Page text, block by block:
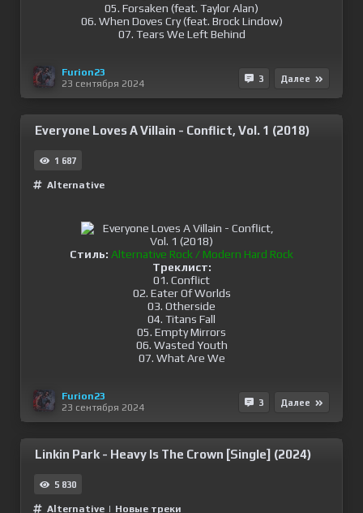
05. Forsaken (feat. Taylor Alan)
06. When Doves Cry (feat. Brock Lindow)
07. Tears We Left Behind
Furion23
23 сентября 2024
3 Далее
Everyone Loves A Villain - Conflict, Vol. 1 (2018)
1 687
Alternative
Стиль: Alternative Rock / Modern Hard Rock
Треклист:
01. Conflict
02. Eater Of Worlds
03. Otherside
04. Titans Fall
05. Empty Mirrors
06. Wasted Youth
07. What Are We
Furion23
23 сентября 2024
3 Далее
Linkin Park - Heavy Is The Crown [Single] (2024)
5 830
Alternative | Новые треки